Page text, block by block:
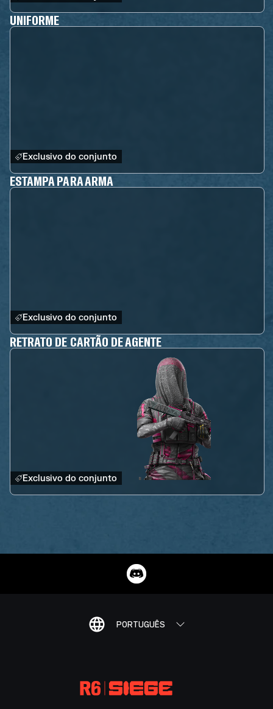
UNIFORME
Exclusivo do conjunto
ESTAMPA PARA ARMA
Exclusivo do conjunto
RETRATO DE CARTÃO DE AGENTE
Exclusivo do conjunto
PORTUGUÊS